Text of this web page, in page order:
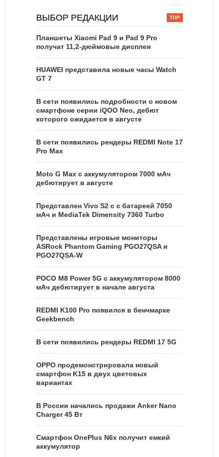
ВЫБОР РЕДАКЦИИ
Планшеты Xiaomi Pad 9 и Pad 9 Pro
получат 11,2-дюймовые дисплеи
HUAWEI представила новые часы Watch
GT 7
В сети появились подробности о новом
смартфоне серии iQOO Neo, дебют
которого ожидается в августе
В сети появились рендеры REDMI Note 17
Pro Max
Moto G Max с аккумулятором 7000 мАч
дебютирует в августе
Представлен Vivo S2 с с батареей 7050
мАч и MediaTek Dimensity 7360 Turbo
Представлены игровые мониторы
ASRock Phantom Gaming PGO27QSA и
PGO27QSA-W
POCO M8 Power 5G с аккумулятором 8000
мАч дебютирует в начале августа
REDMI K100 Pro появился в бенчмарке
Geekbench
В сети появились рендеры REDMI 17 5G
OPPO продемонстрировала новый
смартфон K15 в двух цветовых
вариантах
В России начались продажи Anker Nano
Charger 45 Вт
Смартфон OnePlus N6x получит емкий
аккумулятор